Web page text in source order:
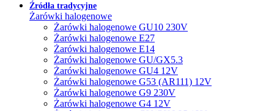
Źródła tradycyjne
Żarówki halogenowe
Żarówki halogenowe GU10 230V
Żarówki halogenowe E27
Żarówki halogenowe E14
Żarówki halogenowe GU/GX5.3
Żarówki halogenowe GU4 12V
Żarówki halogenowe G53 (AR111) 12V
Żarówki halogenowe G9 230V
Żarówki halogenowe G4 12V